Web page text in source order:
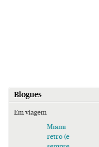
Blogues
Em viagem
Miami
retro (e